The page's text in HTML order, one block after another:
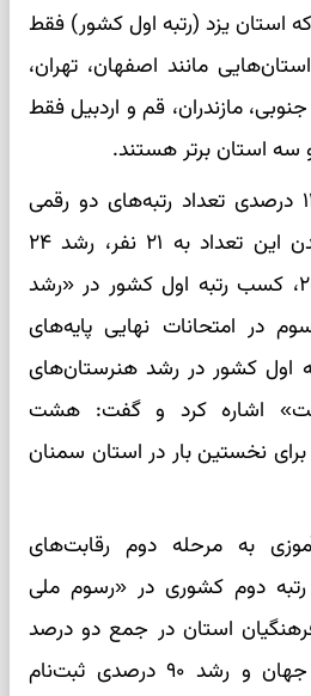
که استان یزد (رتبه اول کشور) فقط
مانند اصفهان، تهران،
مازندران، قم و اردبیل فقط
سه استان برتر هستند.
وی همچنین به رشد ۱۱۰ درصدی تعداد رتبه‌های دو رقمی
کنکور در استان و رسیدن این تعداد به ۲۱ نفر، رشد ۲۴
درصدی رتبه‌های زیر ۲۰۰۰، کسب رتبه اول کشور در «رشد
در امتحانات نهایی پایه‌های
اول کشور در رشد هنرستان‌های
اشاره کرد و گفت: هشت
نخستین بار در استان سمنان
دانش‌آموزی به مرحله دوم رقابت‌های
دوم کشوری در «رسوم ملی
استان در جمع دو درصد
دانشمندان برتر ریاضی جهان و رشد ۹۰ درصدی ثبت‌نام